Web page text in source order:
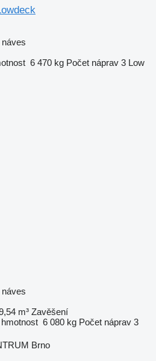
6 470 kg Počet náprav 3 Low
m³ Zavěšení
6 080 kg Počet náprav 3
Brno